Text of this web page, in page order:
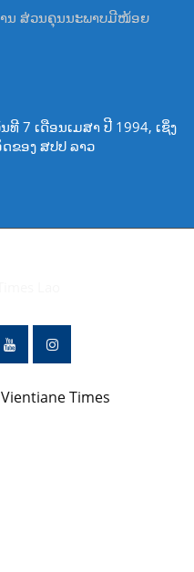
ນ ສ່ວນຄຸນນະພາບມີໜ້ອຍ
7 ເດືອນເມສາ ປີ 1994, ເຊິ່ງ
ຂອງ ສປປ ລາວ
Times